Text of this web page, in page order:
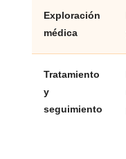
Exploración
médica
Tratamiento
y
seguimiento